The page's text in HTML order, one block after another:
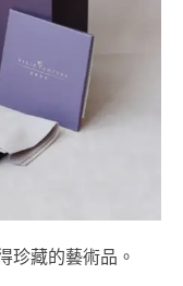
珍藏的藝術品。